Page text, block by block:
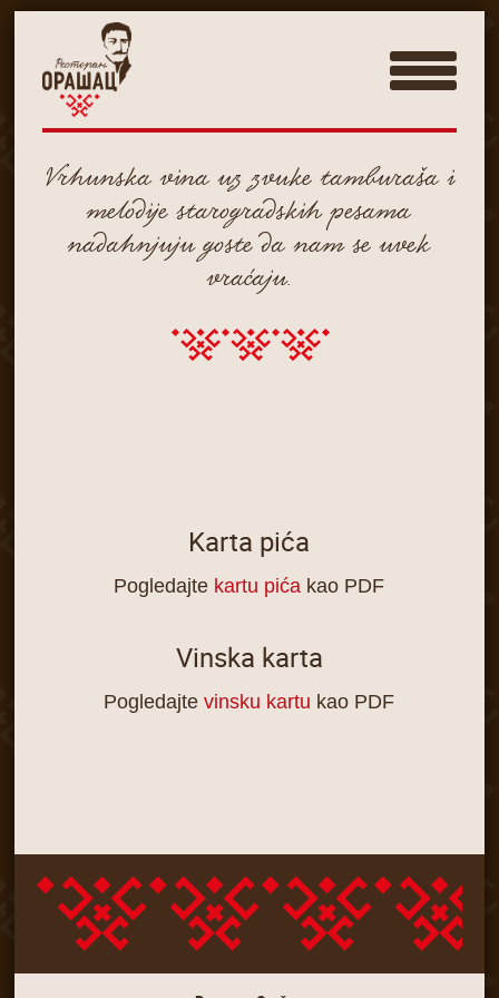
Vrhunska vina uz zvuke tamburaša i
melodije starogradskih pesama
nadahnjuju goste da nam se uvek
vraćaju.
Karta pića
Pogledajte kartu pića kao PDF
Vinska karta
Pogledajtevinsku kartu kao PDF